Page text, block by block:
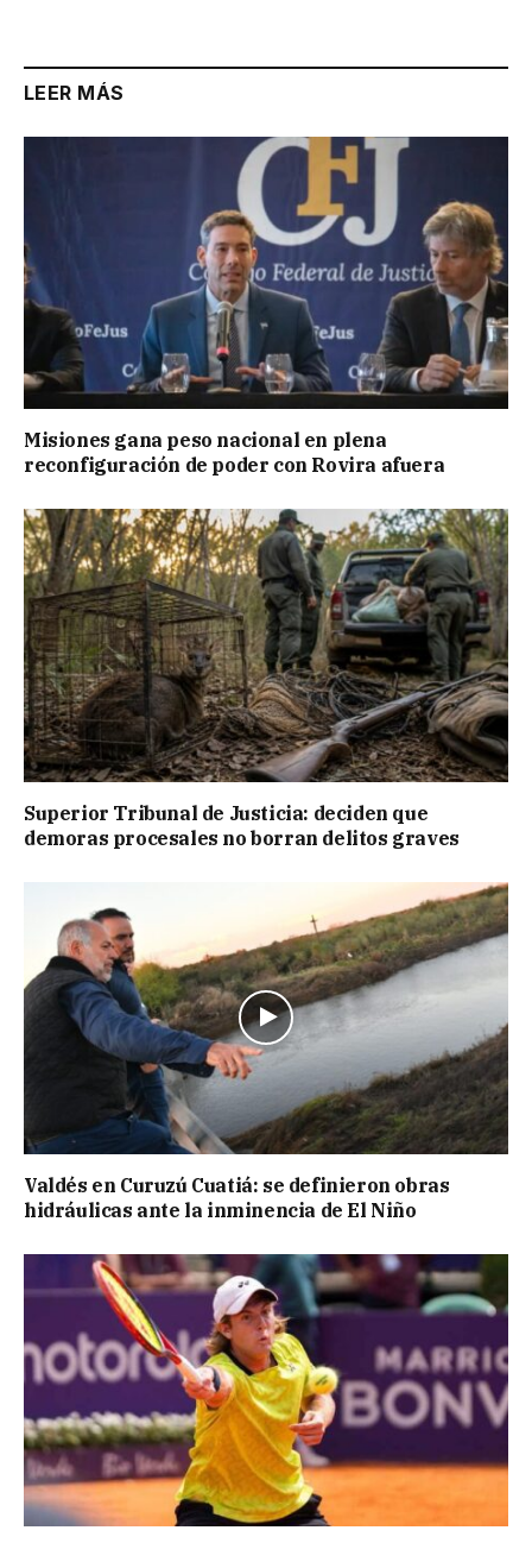
LEER MÁS
Misiones gana peso nacional en plena
reconfiguración de poder con Rovira afuera
Superior Tribunal de Justicia: deciden que
demoras procesales no borran delitos graves
Valdés en Curuzú Cuatiá: se definieron obras
hidráulicas ante la inminencia de El Niño